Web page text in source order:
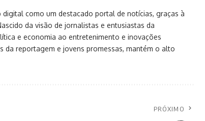
como um destacado portal de notícias, graças à
da visão de jornalistas e entusiastas da
e economia ao entretenimento e inovações
da reportagem e jovens promessas, mantém o alto
PRÓXIMO